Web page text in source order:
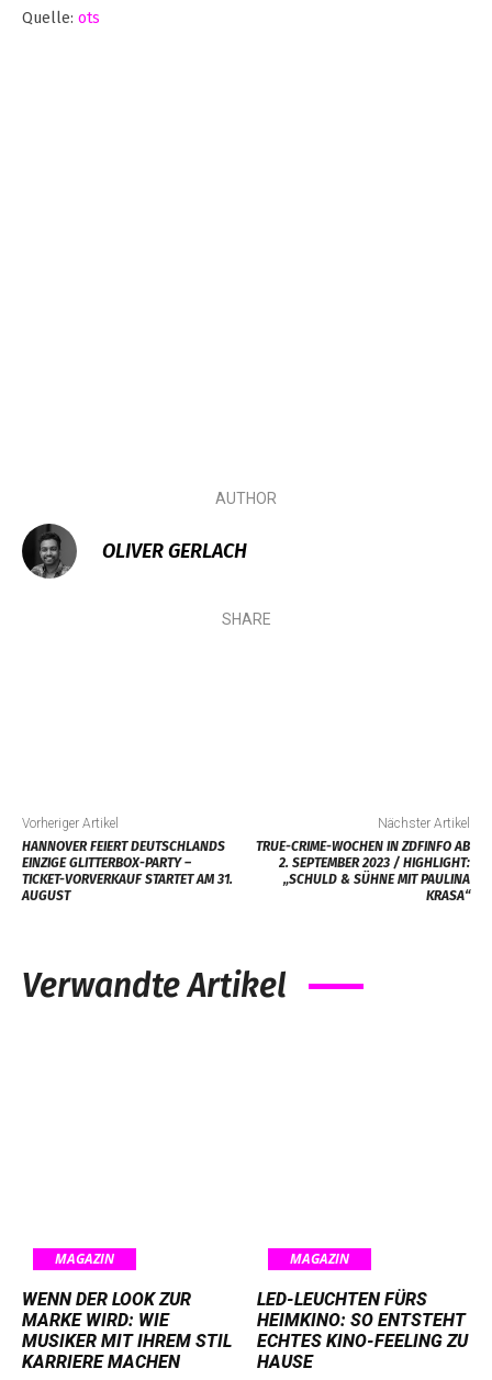
Quelle: ots
AUTHOR
OLIVER GERLACH
SHARE
Vorheriger Artikel
HANNOVER FEIERT DEUTSCHLANDS
EINZIGE GLITTERBOX-PARTY –
TICKET-VORVERKAUF STARTET AM 31.
AUGUST
Nächster Artikel
TRUE-CRIME-WOCHEN IN ZDFINFO AB
2. SEPTEMBER 2023 / HIGHLIGHT:
„SCHULD & SÜHNE MIT PAULINA
KRASA“
Verwandte Artikel
MAGAZIN
WENN DER LOOK ZUR
MARKE WIRD: WIE
MUSIKER MIT IHREM STIL
KARRIERE MACHEN
MAGAZIN
LED-LEUCHTEN FÜRS
HEIMKINO: SO ENTSTEHT
ECHTES KINO-FEELING ZU
HAUSE